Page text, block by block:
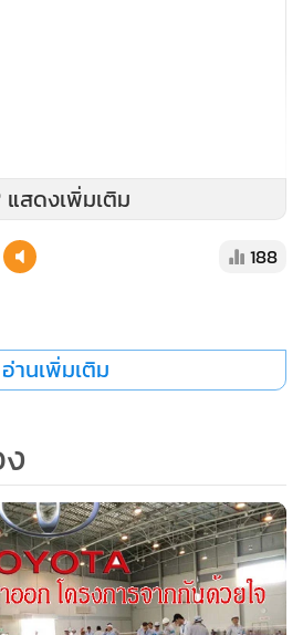
รกิจในอีก 3 เดือนข้างหน้าอยู่ที่ 53.5
จากผู้ประกอบการเอสเอ็มอีกังวลราย
งธุรกิจ เนื่องจากไตรมาส 3 ซึ่งเป็น
บการเอสเอ็มอีทุกภูมิภาคกังวลมาก
รษฐกิจในประเทศและการแข่งขัน
อ ภาคเหนือ ภาคตะวันออกเฉียงเหนือ
บปัญหาภัยแล้งเพิ่มขึ้นจากไตรมาสแรก
ลด้านสภาพคล่องของธุรกิจตึงตัว
ยังหดตัวเพราะภัยแล้ง การท่องเที่ยว
แสดงเพิ่มเติม
188
อ่านเพิ่มเติม